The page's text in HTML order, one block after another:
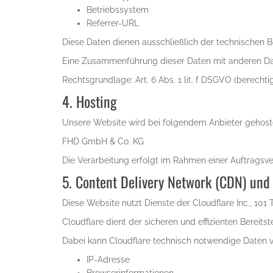
Betriebssystem
Referrer-URL
Diese Daten dienen ausschließlich der technischen
Eine Zusammenführung dieser Daten mit anderen
Rechtsgrundlage: Art. 6 Abs. 1 lit. f DSGVO
4. Hosting
Unsere Website wird bei folgendem Anbieter
FHD GmbH & Co. KG
Die Verarbeitung erfolgt im Rahmen einer
5. Content Delivery Network (CDN)
Diese Website nutzt Dienste der Cloudflare Inc., 101
Cloudflare dient der sicheren und effizienten
Dabei kann Cloudflare technisch notwendige Daten
IP-Adresse